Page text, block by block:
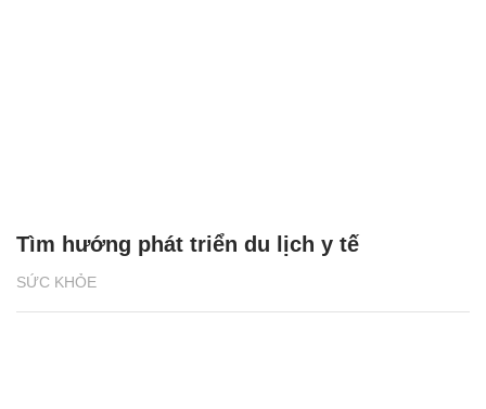
SỨC KHỎE
Tìm hướng phát triển du lịch y tế